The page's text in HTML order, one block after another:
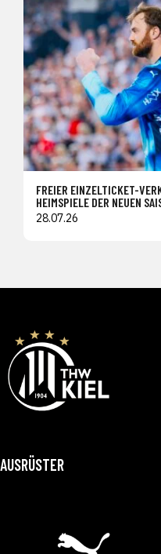
FREIER EINZELTICKET-
HEIMSPIELE DER NEUEN
28.07.26
AUSRÜSTER